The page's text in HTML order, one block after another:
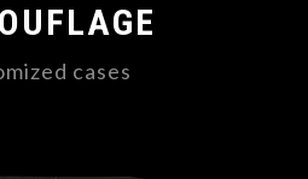
cases